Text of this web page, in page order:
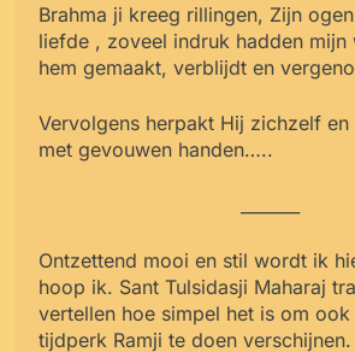
Brahma ji kreeg rillingen, Zijn
liefde , zoveel indruk hadden mijn
hem gemaakt, verblijdt en
Vervolgens herpakt Hij zichzelf
met gevouwen handen…..
Ontzettend mooi en stil wordt ik
hoop ik. Sant Tulsidasji Maharaj
vertellen hoe simpel het is om
tijdperk Ramji te doen